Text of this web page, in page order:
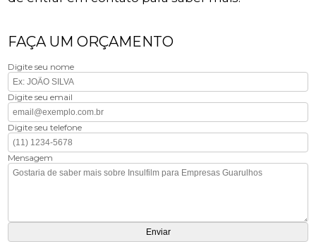
FAÇA UM ORÇAMENTO
Digite seu nome
Digite seu email
Digite seu telefone
Mensagem